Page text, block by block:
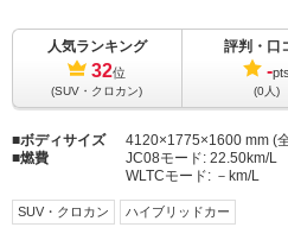
人気ランキング
32位
(SUV・クロカン)
評判・口
-pts
(0人)
ボディサイズ
4120×1775×1600 mm (
燃費
JC08モード: 22.50km/L
WLTCモード: －km/L
SUV・クロカン ハイブリッドカー